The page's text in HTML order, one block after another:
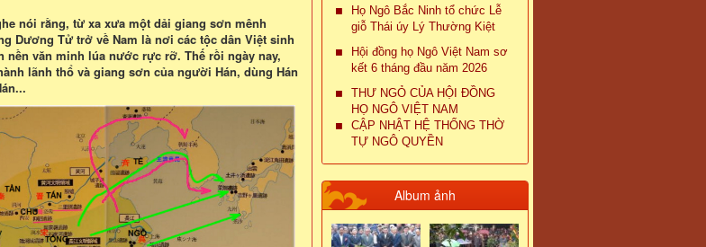
nói rằng, từ xa xưa một dải giang sơn mênh
Dương Tử trở về Nam là nơi các tộc dân Việt sinh
nền văn minh lúa nước rực rỡ. Thế rồi ngày nay,
lãnh thổ và giang sơn của người Hán, dùng Hán
Họ Ngô Bắc Ninh tổ chức Lễ
giỗ Thái úy Lý Thường Kiệt
Hội đồng họ Ngô Việt Nam sơ
kết 6 tháng đầu năm 2026
THƯ NGỎ CỦA HỘI ĐỒNG
HỌ NGÔ VIỆT NAM
CẬP NHẬT HỆ THỐNG THỜ
TỰ NGÔ QUYỀN
Album ảnh